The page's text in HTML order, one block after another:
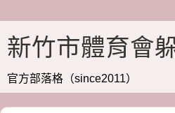
新竹市體育會
官方部落格（since2011）